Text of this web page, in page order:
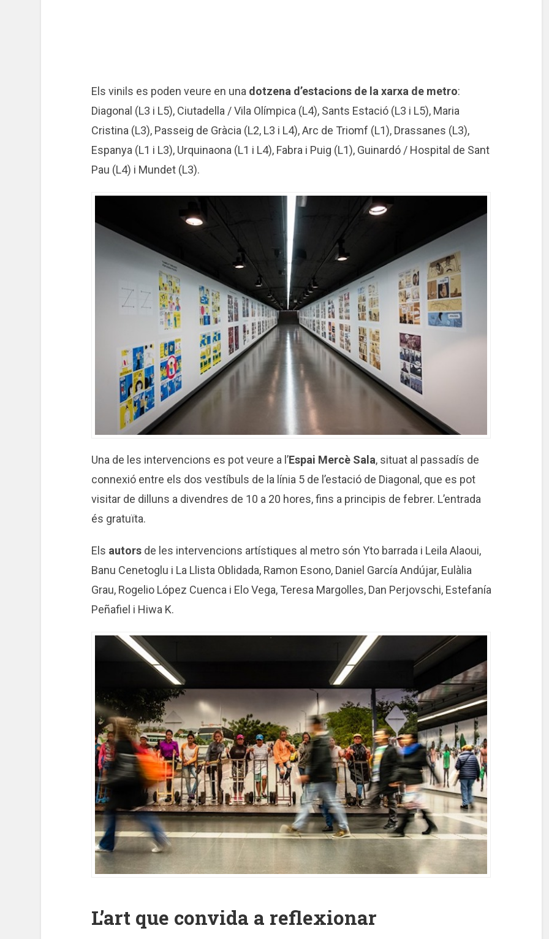
Els vinils es poden veure en una dotzena d’estacions de la xarxa de metro:
Diagonal (L3 i L5), Ciutadella / Vila Olímpica (L4), Sants Estació (L3 i L5), Maria
Cristina (L3), Passeig de Gràcia (L2, L3 i L4), Arc de Triomf (L1), Drassanes (L3),
Espanya (L1 i L3), Urquinaona (L1 i L4), Fabra i Puig (L1), Guinardó / Hospital de Sant
Pau (L4) i Mundet (L3).
Una de les intervencions es pot veure a l’Espai Mercè Sala, situat al passadís de
connexió entre els dos vestíbuls de la línia 5 de l’estació de Diagonal, que es pot
visitar de dilluns a divendres de 10 a 20 hores, fins a principis de febrer. L’entrada
és gratuïta.
Els autorsde les intervencions artístiques al metro són Yto barrada i Leila Alaoui,
Banu Cenetoglu i La Llista Oblidada, Ramon Esono, Daniel García Andújar, Eulàlia
Grau, Rogelio López Cuenca i Elo Vega, Teresa Margolles, Dan Perjovschi, Estefanía
Peñafiel i Hiwa K.
L’art que convida a reflexionar